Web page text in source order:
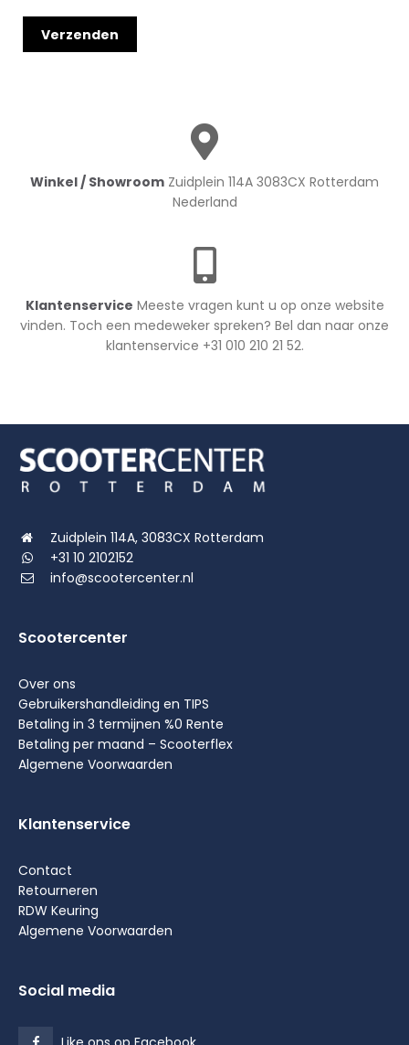
Winkel / Showroom Zuidplein 114A 3083CX Rotterdam
Nederland
Klantenservice Meeste vragen kunt u op onze website
vinden. Toch een medeweker spreken? Bel dan naar onze
klantenservice +31 010 210 21 52.
Zuidplein 114A, 3083CX Rotterdam
+31 10 2102152
info@scootercenter.nl
Scootercenter
Over ons
Gebruikershandleiding en TIPS
Betaling in 3 termijnen %0 Rente
Betaling per maand – Scooterflex
Algemene Voorwaarden
Klantenservice
Contact
Retourneren
RDW Keuring
Algemene Voorwaarden
Social media